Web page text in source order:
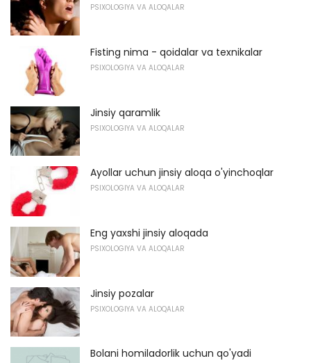
PSIXOLOGIYA VA ALOQALAR
Fisting nima - qoidalar va texnikalar
PSIXOLOGIYA VA ALOQALAR
Jinsiy qaramlik
PSIXOLOGIYA VA ALOQALAR
Ayollar uchun jinsiy aloqa o'yinchoqlar
PSIXOLOGIYA VA ALOQALAR
Eng yaxshi jinsiy aloqada
PSIXOLOGIYA VA ALOQALAR
Jinsiy pozalar
PSIXOLOGIYA VA ALOQALAR
Bolani homiladorlik uchun qo'yadi